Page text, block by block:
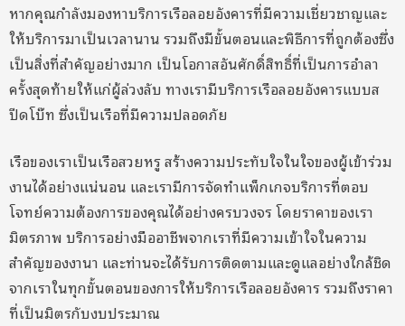
หากคุณกำลังมองหาบริการเรือลอยอังคารที่มีความเชี่ยวชาญและ
ให้บริการมาเป็นเวลานาน รวมถึงมีขั้นตอนและพิธีการที่ถูกต้องซึ่ง
เป็นสิ่งที่สำคัญอย่างมาก เป็นโอกาสอันศักดิ์สิทธิ์ที่เป็นการอำลา
ครั้งสุดท้ายให้แก่ผู้ล่วงลับ ทางเรามีบริการเรือลอยอังคารแบบส
ปีดโบ๊ท ซึ่งเป็นเรือที่มีความปลอดภัย
เรือของเราเป็นเรือสวยหรู สร้างความประทับใจในใจของผู้เข้าร่วม
งานได้อย่างแน่นอน และเรามีการจัดทำแพ็กเกจบริการที่ตอบ
โจทย์ความต้องการของคุณได้อย่างครบวงจร โดยราคาของเรา
มิตรภาพ บริการอย่างมืออาชีพจากเราที่มีความเข้าใจในความ
สำคัญของงานา และท่านจะได้รับการติดตามและดูแลอย่างใกล้ชิด
จากเราในทุกขั้นตอนของการให้บริการเรือลอยอังคาร รวมถึงราคา
ที่เป็นมิตรกับงบประมาณ